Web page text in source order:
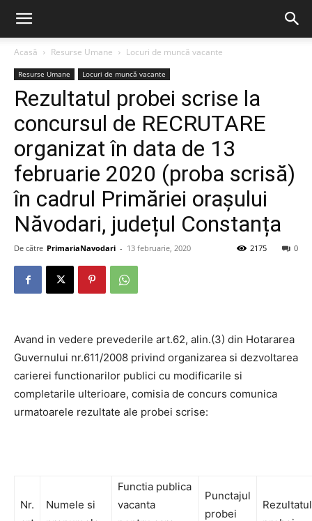
Acasă Resurse Umane Locuri de muncă vacante
Resurse Umane Locuri de muncă vacante
Rezultatul probei scrise la
concursul de RECRUTARE
organizat în data de 13
februarie 2020 (proba scrisă)
în cadrul Primăriei orașului
Năvodari, județul Constanța
De către PrimariaNavodari - 13 februarie, 2020 0
2175
Avand in vedere prevederile art.62, alin.(3) din Hotararea
Guvernului nr.611/2008 privind organizarea si dezvoltarea
carierei functionarilor publici cu modificarile si
completarile ulterioare, comisia de concurs comunica
urmatoarele rezultate ale probei scrise:
Nr.
Numele si
Functia publica
vacanta
Punctajul
probei
Rezultatul